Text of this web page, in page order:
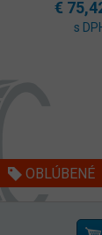
€
s
OBLÚBENÉ